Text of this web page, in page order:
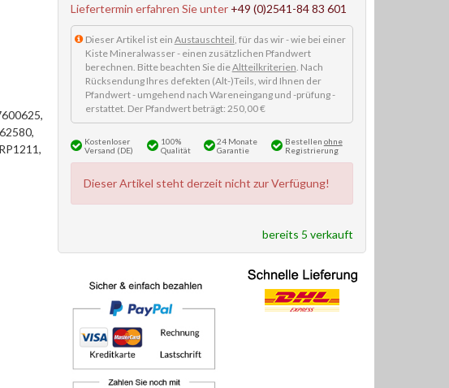
Liefertermin erfahren Sie unter +49 (0)2541-84 83 601
Dieser Artikel ist ein Austauschteil, für das wir - wie bei einer
Kiste Mineralwasser - einen zusätzlichen Pfandwert
berechnen. Bitte beachten Sie dieAltteilkriterien. Nach
Rücksendung Ihres defekten (Alt-)Teils, wird Ihnen der
Pfandwert - umgehend nach Wareneingang und -prüfung -
erstattet. Der Pfandwert beträgt: 250,00 €
Kostenloser
Versand (DE)
100%
Qualität
24 Monate
Garantie
Bestellen ohne
Registrierung
Dieser Artikel steht derzeit nicht zur Verfügung!
bereits 5 verkauft